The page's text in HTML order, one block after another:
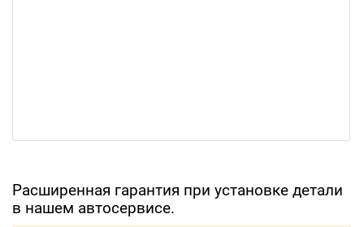
Расширенная гарантия при установке детали
в нашем автосервисе.